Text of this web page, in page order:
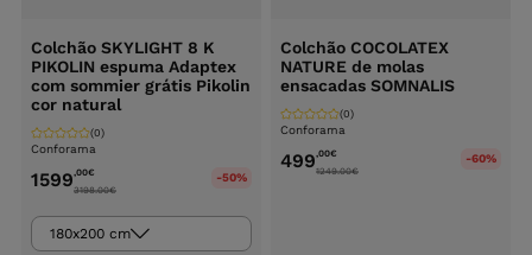
Colchão SKYLIGHT 8 K
PIKOLIN espuma Adaptex
com sommier grátis Pikolin
cor natural
Conforama
(0)
1599,00€
3198.00€
-50%
180x200 cm
Colchão COCOLATEX
NATURE de molas
ensacadas SOMNALIS
Conforama
(0)
499,00€
1249.00€
-60%